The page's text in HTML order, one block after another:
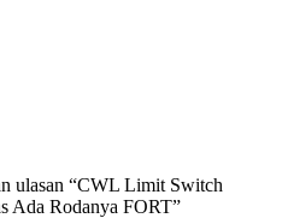
ulasan “CWL Limit Switch
Ada Rodanya FORT”